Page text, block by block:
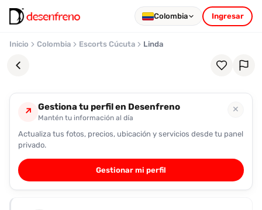
Colombia Ingresar
Inicio Colombia Escorts Cúcuta Linda
Favoritos
Pronto
podrás
registrarte
↗ Gestiona tu perfil en Desenfreno
Mantén tu información al día
✕
Actualiza tus fotos, precios, ubicación y servicios desde tu panel
privado.
Gestionar mi perfil